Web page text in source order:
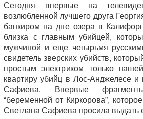
Сегодня впервые на
возлюбленной лучшего друга
банкиром на дне озера в
близка с главным убийцей,
мужчиной и еще четырьмя
свидетель зверских убийств,
простым электриком только
квартиру убийц в Лос-Анджелесе и
Сафиева. Впервые
“беременной от Киркорова”,
Светлана Сафиева просила выдать